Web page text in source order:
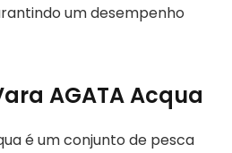
um desempenho
AGATA Acqua
é um conjunto de pesca